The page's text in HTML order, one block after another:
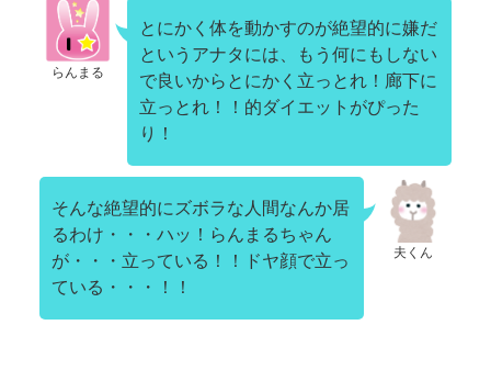
らんまる
とにかく体を動かすのが絶望的に嫌だ
というアナタには、もう何にもしない
で良いからとにかく立っとれ！廊下に
立っとれ！！的ダイエットがぴった
り！
夫くん
そんな絶望的にズボラな人間なんか居
るわけ・・・ハッ！らんまるちゃん
が・・・立っている！！ドヤ顔で立っ
ている・・・！！